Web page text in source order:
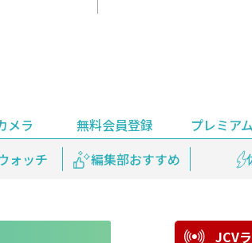
ォッチ 編集部おすすめ
上越妙高百景 鉄道情報
メラ 無料会員登録
プレミア
プレミアム会員登録
JCV